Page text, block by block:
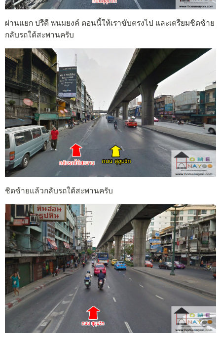
ผ่านแยก ปรีดี พนมยงค์ ตอนนี้ให้เราขับตรงไป และเตรียมชิดซ้าย
กลับรถใต้สะพานครับ
ชิดซ้ายแล้วกลับรถใต้สะพานครับ